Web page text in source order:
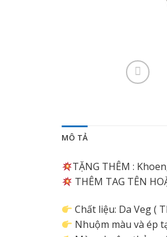
MÔ TẢ
TẶNG THÊM :
THÊM TAG TÊN
Chất liệu: Da Veg (
Nhuộm màu và ép